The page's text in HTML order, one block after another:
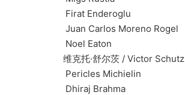
Firat Enderoglu
Juan Carlos Moreno Rogel
Noel Eaton
维克托·舒尔茨 / Victor Schutz
Pericles Michielin
Dhiraj Brahma